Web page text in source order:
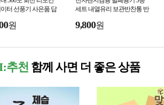
터 선풍기 사은품 답
써큘레이터
원
세트 내열유리 보관반찬통 반
사은품 판촉 선물세트
9,800원
추천 함께 사면 더 좋은 상품